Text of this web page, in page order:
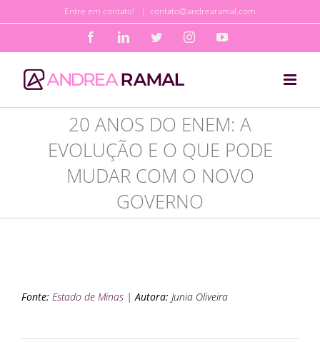
o
conteúdo
Entre em contato! | contato@andrearamal.com
FacebookLinkedInTwitterInstagramYouTube
20 ANOS DO ENEM: A
EVOLUÇÃO E O QUE PODE
MUDAR COM O NOVO
GOVERNO
Fonte: Estado de Minas |Autora: Junia Oliveira